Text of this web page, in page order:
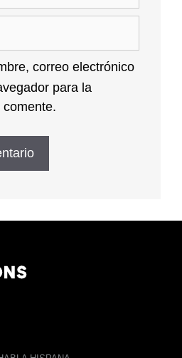
correo electrónico
para la